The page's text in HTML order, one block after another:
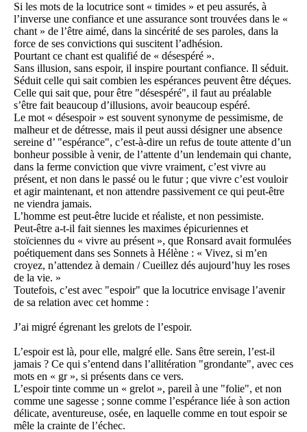
Si les mots de la locutrice sont « timides » et peu assurés, à
l’inverse une confiance et une assurance sont trouvées dans le «
chant » de l’être aimé, dans la sincérité de ses paroles, dans la
force de ses convictions qui suscitent l’adhésion.
Pourtant ce chant est qualifié de « désespéré ».
Sans illusion, sans espoir, il inspire pourtant confiance. Il séduit.
Séduit celle qui sait combien les espérances peuvent être déçues.
Celle qui sait que, pour être "désespéré", il faut au préalable
s’être fait beaucoup d’illusions, avoir beaucoup espéré.
Le mot « désespoir » est souvent synonyme de pessimisme, de
malheur et de détresse, mais il peut aussi désigner une absence
sereine d’ "espérance", c’est-à-dire un refus de toute attente d’un
bonheur possible à venir, de l’attente d’un lendemain qui chante,
dans la ferme conviction que vivre vraiment, c’est vivre au
présent, et non dans le passé ou le futur ; que vivre c’est vouloir
et agir maintenant, et non attendre passivement ce qui peut-être
ne viendra jamais.
L’homme est peut-être lucide et réaliste, et non pessimiste.
Peut-être a-t-il fait siennes les maximes épicuriennes et
stoïciennes du « vivre au présent », que Ronsard avait formulées
poétiquement dans ses Sonnets à Hélène : « Vivez, si m’en
croyez, n’attendez à demain / Cueillez dés aujourd’huy les roses
de la vie. »
Toutefois, c’est avec "espoir" que la locutrice envisage l’avenir
de sa relation avec cet homme :
J’ai migré égrenant les grelots de l’espoir.
L’espoir est là, pour elle, malgré elle. Sans être serein, l’est-il
jamais ? Ce qui s’entend dans l’allitération "grondante", avec ces
mots en « gr », si présents dans ce vers.
L’espoir tinte comme un « grelot », pareil à une "folie", et non
comme une sagesse ; sonne comme l’espérance liée à son action
délicate, aventureuse, osée, en laquelle comme en tout espoir se
mêle la crainte de l’échec.